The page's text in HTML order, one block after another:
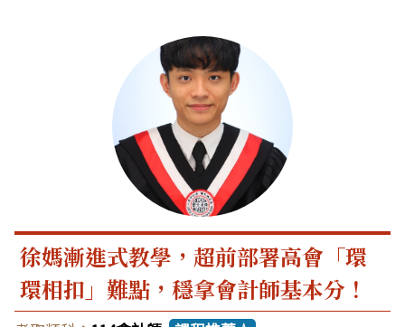
徐媽漸進式教學，超前部署高會「環
環相扣」難點，穩拿會計師基本分！